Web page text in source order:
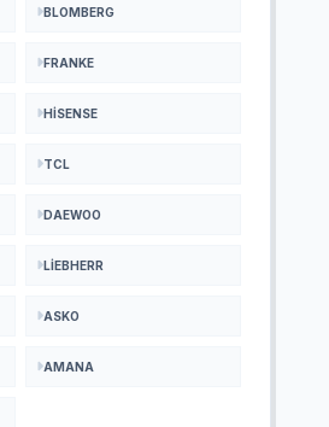
BLOMBERG
FRANKE
HISENSE
TCL
DAEWOO
LIEBHERR
ASKO
AMANA